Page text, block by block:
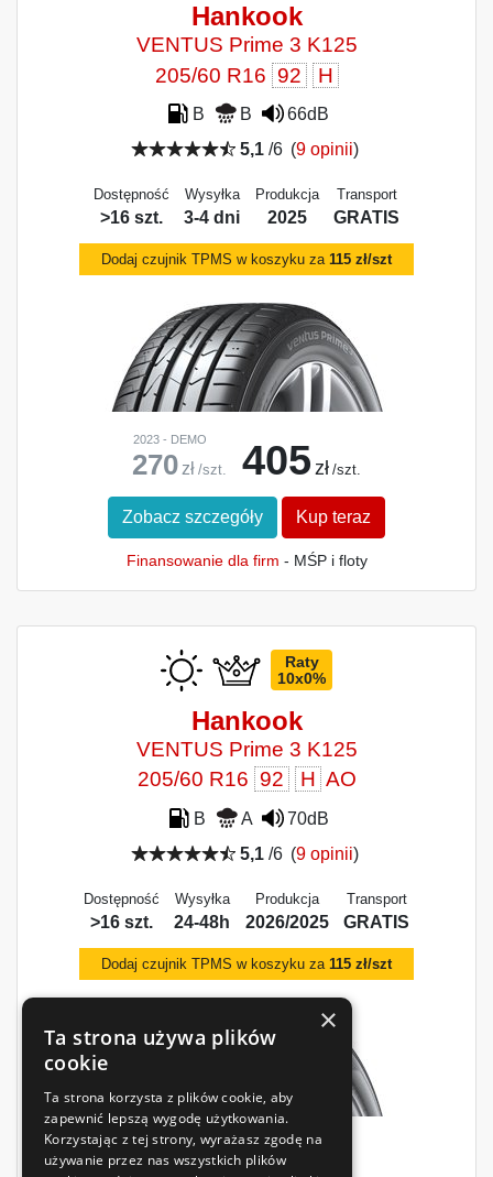
Hankook
VENTUS Prime 3 K125
205/60 R16 92 H
B B
66dB
5,1 /6 (9 opinii)
Dostępność
>16 szt.
Wysyłka
3-4 dni
Produkcja
2025
Transport
GRATIS
Dodaj czujnik TPMS w koszyku za 115 zł/szt
2023 - DEMO
270 zł /szt. 405 zł /szt.
Zobacz szczegóły Kup teraz
Finansowanie dla firm - MŚP i floty
Raty
10x0%
Hankook
VENTUS Prime 3 K125
205/60 R16 92 H AO
B A
70dB
5,1 /6 (9 opinii)
Dostępność
>16 szt.
Wysyłka
24-48h
Produkcja
2026/2025
Transport
GRATIS
Dodaj czujnik TPMS w koszyku za 115 zł/szt
411 zł/szt.
×
Ta strona używa plików
cookie
Ta strona korzysta z plików cookie, aby
zapewnić lepszą wygodę użytkowania.
Korzystając z tej strony, wyrażasz zgodę na
używanie przez nas wszystkich plików